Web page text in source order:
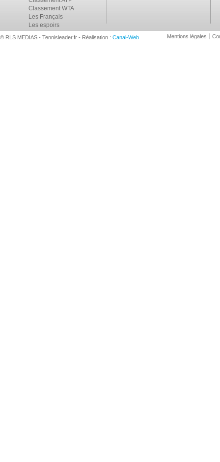
Classement WTA
Les Français
Les espoirs
© RLS MEDIAS - Tennisleader.fr - Réalisation : Canal-Web Mentions légales